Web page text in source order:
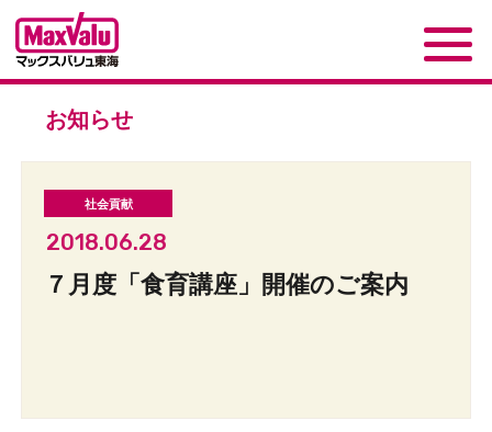
お知らせ
2018.06.28
７月度「食育講座」開催のご案内